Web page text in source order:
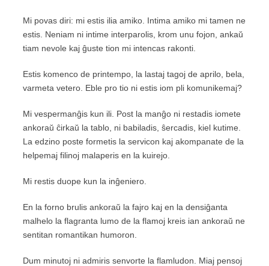
Mi povas diri: mi estis ilia amiko. Intima amiko mi tamen ne
estis. Neniam ni intime interparolis, krom unu fojon, ankaŭ
tiam nevole kaj ĝuste tion mi intencas rakonti.
Estis komenco de printempo, la lastaj tagoj de aprilo, bela,
varmeta vetero. Eble pro tio ni estis iom pli komunikemaj?
Mi vespermanĝis kun ili. Post la manĝo ni restadis iomete
ankoraŭ ĉirkaŭ la tablo, ni babiladis, ŝercadis, kiel kutime.
La edzino poste formetis la servicon kaj akompanate de la
helpemaj filinoj malaperis en la kuirejo.
Mi restis duope kun la inĝeniero.
En la forno brulis ankoraŭ la fajro kaj en la densiĝanta
malhelo la flagranta lumo de la flamoj kreis ian ankoraŭ ne
sentitan romantikan humoron.
Dum minutoj ni admiris senvorte la flamludon. Miaj pensoj